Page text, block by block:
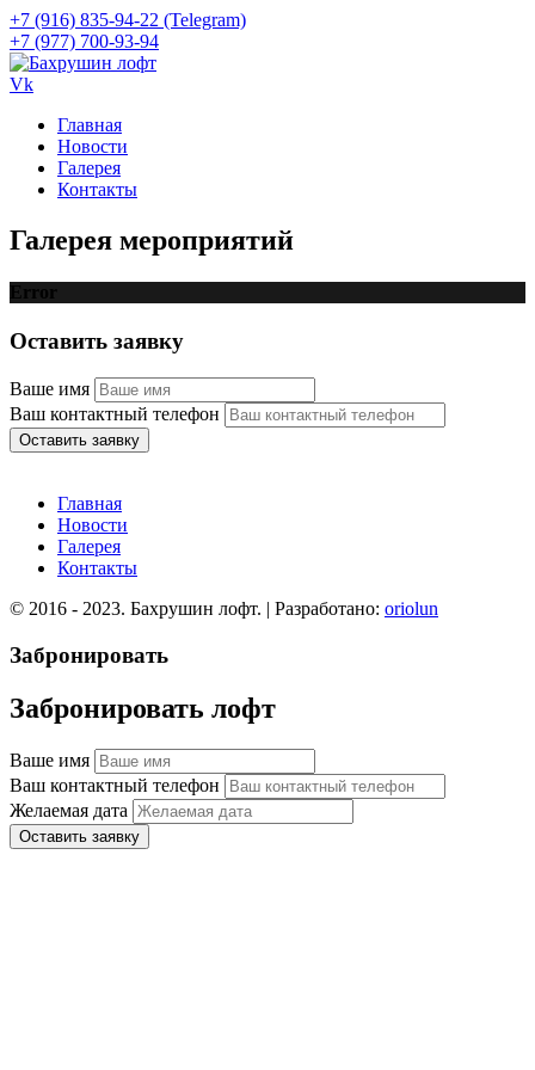
+7 (916) 835-94-22 (Telegram)
+7 (977) 700-93-94
Vk
Главная
Новости
Галерея
Контакты
Галерея мероприятий
Error
Оставить заявку
Ваше имя
Ваш контактный телефон
Оставить заявку
Главная
Новости
Галерея
Контакты
© 2016 - 2023. Бахрушин лофт. | Разработано: oriolun
Забронировать
Забронировать лофт
Ваше имя
Ваш контактный телефон
Желаемая дата
Оставить заявку